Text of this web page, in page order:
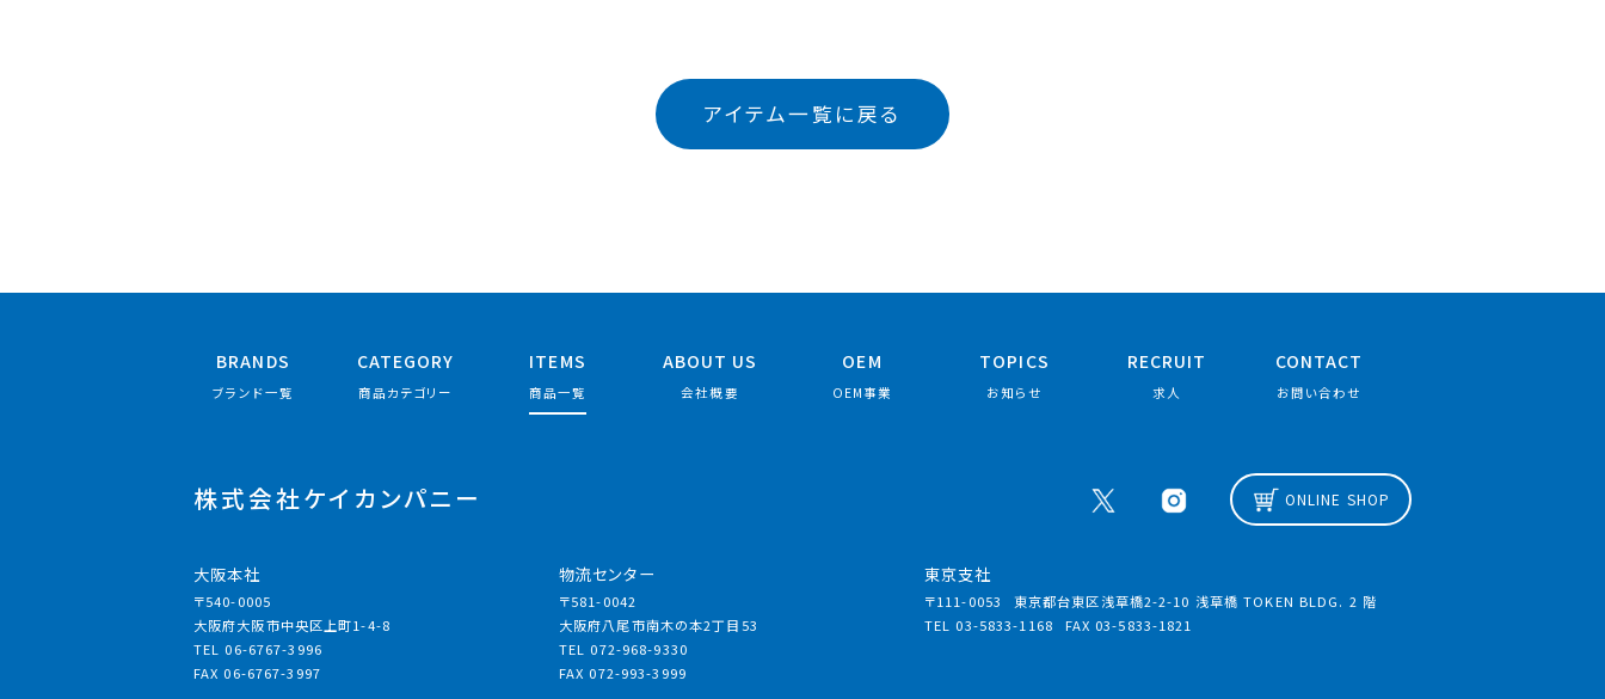
アイテム一覧に戻る
BRANDS
ブランド一覧
CATEGORY
商品カテゴリー
ITEMS
商品一覧
ABOUT US
会社概要
OEM
OEM事業
TOPICS
お知らせ
RECRUIT
求人
CONTACT
お問い合わせ
株式会社ケイカンパニー ONLINE SHOP
大阪本社
〒540-0005
大阪府大阪市中央区上町1-4-8
TEL 06-6767-3996
FAX 06-6767-3997
物流センター
〒581-0042
大阪府八尾市南木の本2丁目53
TEL 072-968-9330
FAX 072-993-3999
東京支社
〒111-0053
東京都台東区浅草橋2-2-10 浅草橋 TOKEN BLDG. 2 階
TEL 03-5833-1168
FAX 03-5833-1821